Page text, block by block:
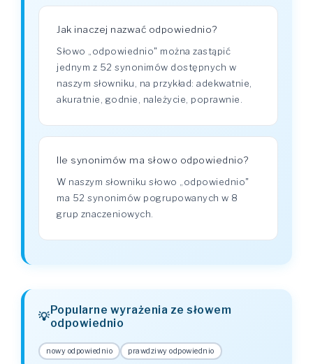
Jak inaczej nazwać odpowiednio?
Słowo „odpowiednio" można zastąpić
jednym z 52 synonimów dostępnych w
naszym słowniku, na przykład: adekwatnie,
akuratnie, godnie, należycie, poprawnie.
Ile synonimów ma słowo odpowiednio?
W naszym słowniku słowo „odpowiednio"
ma 52 synonimów pogrupowanych w 8
grup znaczeniowych.
Popularne wyrażenia ze słowem
odpowiednio
nowy odpowiednio prawdziwy odpowiednio